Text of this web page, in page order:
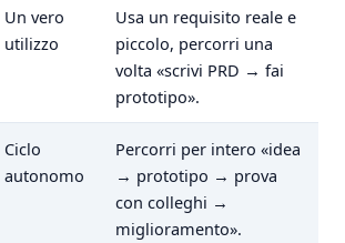
Un vero
utilizzo
Usa un requisito reale e
piccolo, percorri una
volta «scrivi PRD → fai
prototipo».
Ciclo
autonomo
Percorri per intero «idea
→ prototipo → prova
con colleghi →
miglioramento».